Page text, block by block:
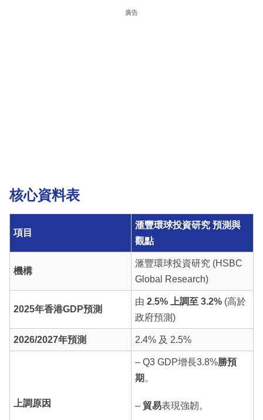
廣告
核心資料表
項目
滙豐環球投資研究 預測與
觀點
機構
滙豐環球投資研究 (HSBC
Global Research)
2025年香港GDP預測
由 2.5% 上調至 3.2%(高於
政府預測)
2026/2027年預測 2.4% 及 2.5%
上調原因
– Q3 GDP增長3.8%勝預
期 。
– 貿易表現強韌。